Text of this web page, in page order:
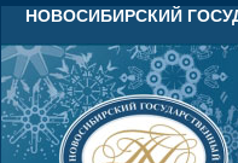
НОВОСИБИРСКИЙ